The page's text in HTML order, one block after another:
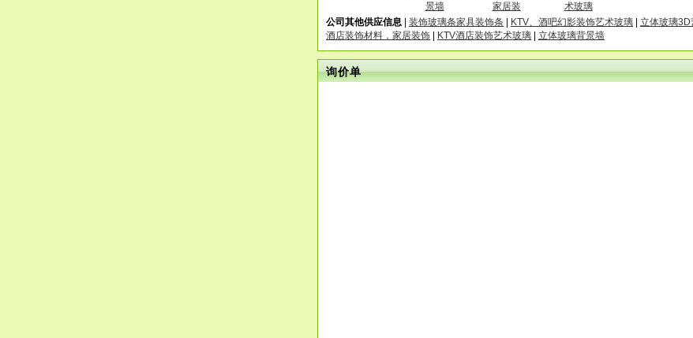
景墙
家居装
术玻璃
公司其他供应信息
装饰玻璃条家具装饰条 KTV、酒吧幻影装饰艺术玻璃 立体玻璃3D
酒店装饰材料，家居装饰
KTV酒店装饰艺术玻璃 立体玻璃背景墙
询价单